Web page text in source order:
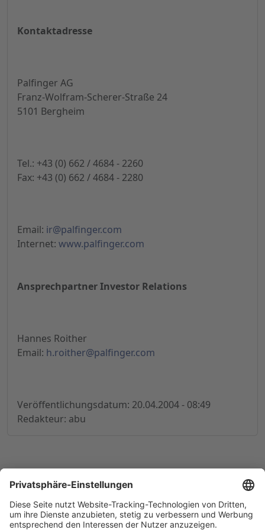
Kontaktadresse
Palfinger AG
Franz-Wolfram-Scherer-Straße 24
5101 Bergheim
Tel.: +43 (0) 662 / 4684 - 2260
Fax: +43 (0) 662 / 4684 - 2280
Email: ir@palfinger.com
Internet: www.palfinger.com
Ansprechpartner Investor Relations
Hannes Roither
Email: h.roither@palfinger.com
Veröffentlichungsdatum: 20.04.2004 - 08:49
Redakteur: abu
© 1998-2026by GSC Research GmbH
Datenschutz